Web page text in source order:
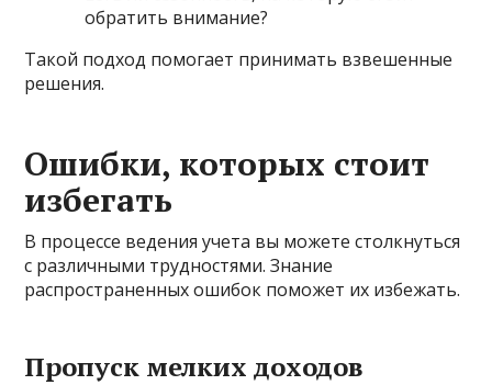
обратить внимание?
Такой подход помогает принимать взвешенные
решения.
Ошибки, которых стоит
избегать
В процессе ведения учета вы можете столкнуться
с различными трудностями. Знание
распространенных ошибок поможет их избежать.
Пропуск мелких доходов